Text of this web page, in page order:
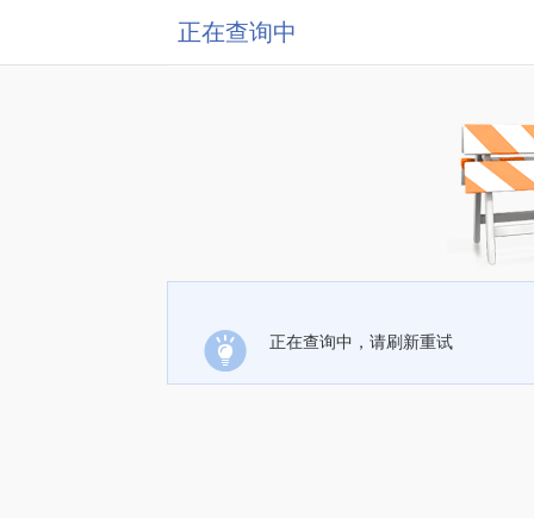
正在查询中
正在查询中，请刷新重试